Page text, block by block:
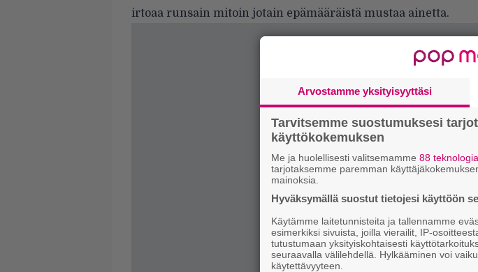
irtoaa runsain mitoin jotain epämääräistä mustaa ainetta.
Arvostamme yksityisyyttäsi
Tarvitsemme suostumuksesi
käyttökokemuksen
Me ja huolellisesti valitsemamme 88
tarjotaksemme paremman
mainoksia.
Hyväksymällä suostut tietojesi käyttöön
Käytämme laitetunnisteita ja tallennamme
esimerkiksi sivuista, joilla vierailit, IP-
tutustumaan yksityiskohtaisesti
seuraavalla välilehdellä. Hylkääminen voi
käytettävyyteen.